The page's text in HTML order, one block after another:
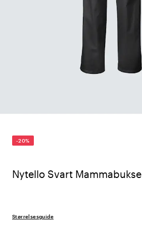
-20%
Nytello Svart Mammabukse
Størrelsesguide